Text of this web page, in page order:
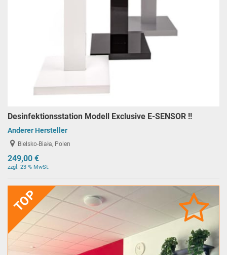
Desinfektionsstation Modell Exclusive E-SENSOR !!
Anderer Hersteller
Bielsko-Biała, Polen
249,00 €
zzgl. 23 % MwSt.
TOP